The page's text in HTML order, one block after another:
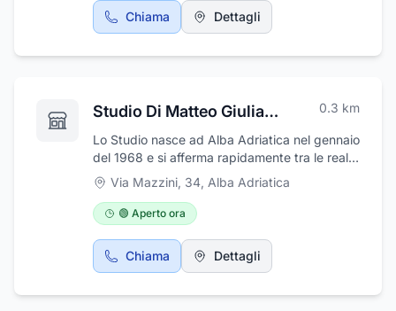
Chiama Dettagli
Studio Di Matteo Giuliano Commercialisti e Avvocati 0.3 km
Lo Studio nasce ad Alba Adriatica nel gennaio
del 1968 e si afferma rapidamente tra le realtà
professionali della città svolgendo
inizialmente l’attività di consulenza in materia
di lavoro e sviluppando subito dopo l’attività
di consulenza ed assistenza aziendale in
materia commerciale, tributaria e contabile.
Dal 2011, dopo oltre quaranta anni di attività,
servizi professionali resi dallo Studio viene
Via Mazzini, 34, Alba Adriatica
🟢 Aperto ora
Chiama Dettagli